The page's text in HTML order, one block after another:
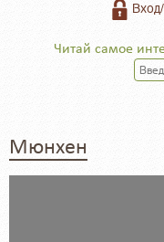
Читай самое
Мюнхен